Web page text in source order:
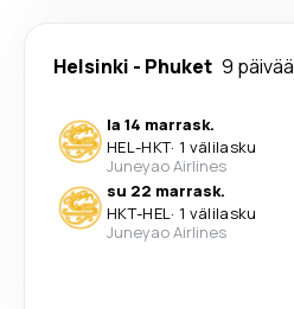
Helsinki - Phuket 9 päivää
la 14 marrask.
HEL-HKT· 1 välilasku
Juneyao Airlines
su 22 marrask.
HKT-HEL· 1 välilasku
Juneyao Airlines